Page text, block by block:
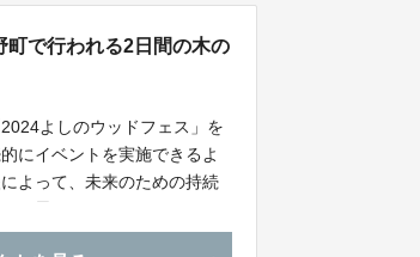
で行われる2日間の木の
よしのウッドフェス」を
にイベントを実施できるよ
よって、未来のための持続